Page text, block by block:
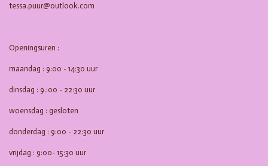
tessa.puur@outlook.com
Openingsuren :
maandag : 9:00 - 14:30 uur
dinsdag : 9.:00 - 22:30 uur
woensdag : gesloten
donderdag : 9:00 - 22:30 uur
vrijdag : 9:00- 15:30 uur